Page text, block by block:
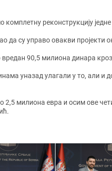
реконструкцију
да су управо овакви пројекти
90,5 милиона динара
уназад улагали у то, али
милиона евра и осим ове